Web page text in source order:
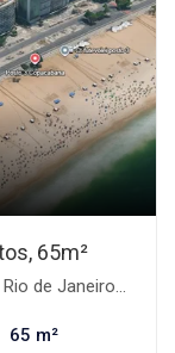
65m²
de Janeiro-RJ
65 m²